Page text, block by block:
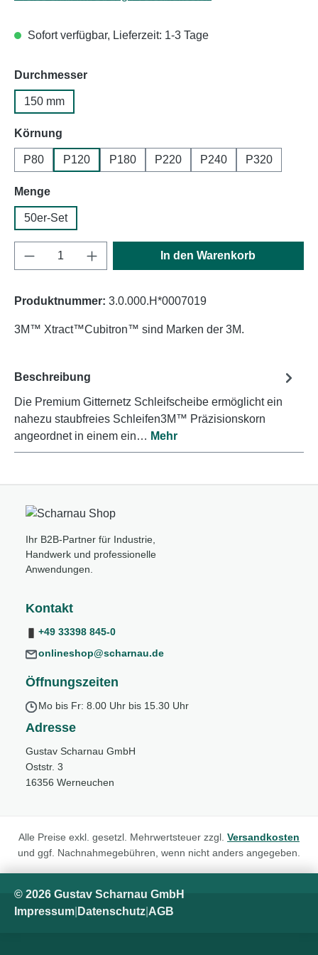
Sofort verfügbar, Lieferzeit: 1-3 Tage
Durchmesserauswählen
150 mm
Körnung
P80 P120 P180 P220 P240 P320
Mengeauswählen
50er-Set
Produkt Anzahl: Gib den gewünschten
In den Warenkorb
Produktnummer: 3.0.000.H*0007019
3M™ Xtract™Cubitron™ sind Marken der 3M.
Beschreibung
Die Premium Gitternetz Schleifscheibe ermöglicht ein
nahezu staubfreies Schleifen3M™ Präzisionskorn
angeordnet in einem ein… Mehr
Ihr B2B-Partner für Industrie,
Handwerk und professionelle
Anwendungen.
Kontakt
+49 33398 845-0
onlineshop@scharnau.de
Öffnungszeiten
Mo bis Fr: 8.00 Uhr bis 15.30 Uhr
Adresse
Gustav Scharnau GmbH
Oststr. 3
16356 Werneuchen
Alle Preise exkl. gesetzl. Mehrwertsteuer zzgl. Versandkosten
und ggf. Nachnahmegebühren, wenn nicht anders angegeben.
© 2026 Gustav Scharnau GmbH
Impressum Datenschutz AGB